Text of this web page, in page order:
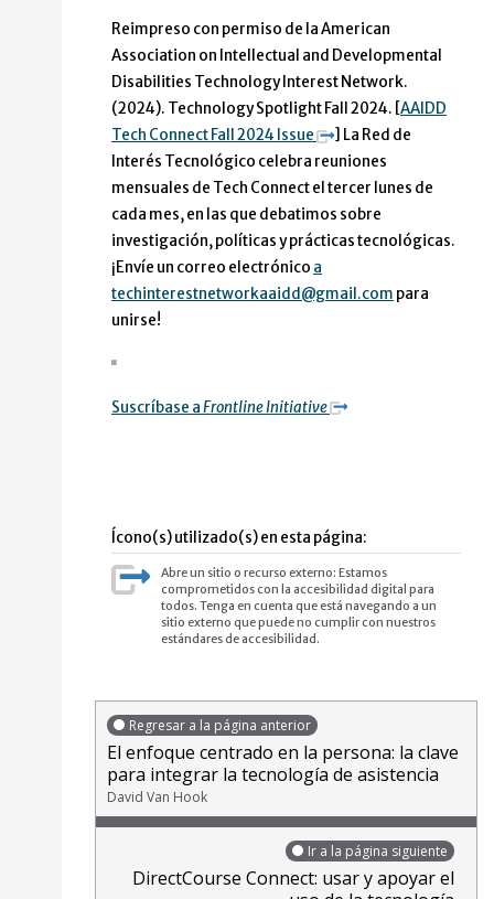
Reimpreso con permiso de la American
Association on Intellectual and Developmental
Disabilities Technology Interest Network.
(2024). Technology Spotlight Fall 2024. [AAIDD
Tech Connect Fall 2024 Issue
] La Red de
Interés Tecnológico celebra reuniones
mensuales de Tech Connect el tercer lunes de
cada mes, en las que debatimos sobre
investigación, políticas y prácticas tecnológicas.
¡Envíe un correo electrónico a
techinterestnetworkaaidd@gmail.com para
unirse!
Suscríbase aFrontline Initiative
Ícono(s) utilizado(s) en esta página:
Abre un sitio o recurso externo: Estamos
comprometidos con la accesibilidad digital para
todos. Tenga en cuenta que está navegando a un
sitio externo que puede no cumplir con nuestros
estándares de accesibilidad.
Regresar a la página anterior
El enfoque centrado en la persona: la clave
para integrar la tecnología de asistencia
David Van Hook
Ir a la página siguiente
DirectCourse Connect: usar y apoyar el